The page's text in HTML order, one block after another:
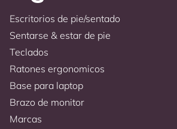
Escritorios de pie/sentado
Sentarse & estar de pie
Teclados
Ratones ergonomicos
Base para laptop
Brazo de monitor
Marcas